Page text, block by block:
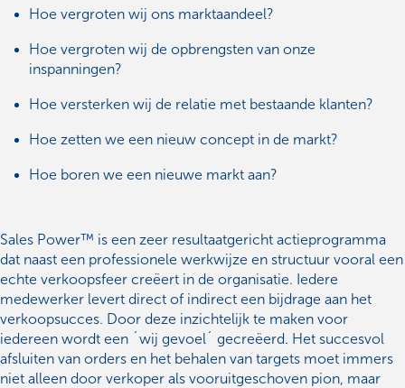
Hoe vergroten wij ons marktaandeel?
Hoe vergroten wij de opbrengsten van onze
inspanningen?
Hoe versterken wij de relatie met bestaande klanten?
Hoe zetten we een nieuw concept in de markt?
Hoe boren we een nieuwe markt aan?
Sales Power™ is een zeer resultaatgericht actieprogramma
dat naast een professionele werkwijze en structuur vooral een
echte verkoopsfeer creëert in de organisatie. Iedere
medewerker levert direct of indirect een bijdrage aan het
verkoopsucces. Door deze inzichtelijk te maken voor
iedereen wordt een ´wij gevoel´ gecreëerd. Het succesvol
afsluiten van orders en het behalen van targets moet immers
niet alleen door verkoper als vooruitgeschoven pion, maar